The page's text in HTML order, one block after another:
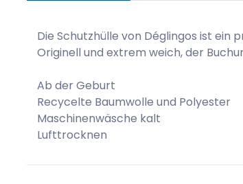
Die Schutzhülle von Déglingos ist ein
Originell und extrem weich, der
Ab der Geburt
Recycelte Baumwolle und Polyester
Maschinenwäsche kalt
Lufttrocknen